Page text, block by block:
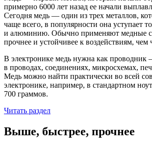
примерно 6000 лет назад ее начали
Сегодня медь — один из трех металлов,
чаще всего, в популярности она уступает
и алюминию. Обычно применяют медные
прочнее и устойчивее к воздействиям, чем
В электронике медь нужна как
в проводах, соединениях, микросхемах,
Медь можно найти практически во всей
электронике, например, в стандартном
700 граммов.
Читать раздел
Выше, быстрее, прочнее